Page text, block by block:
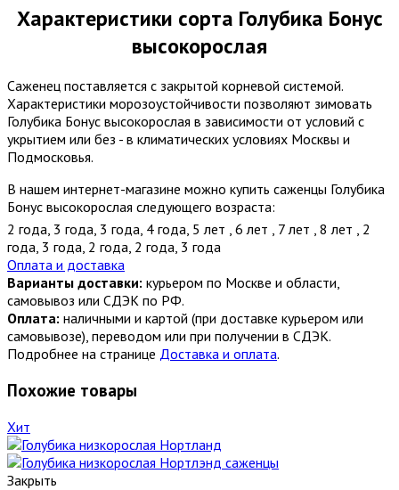
Характеристики сорта Голубика Бонус
высокорослая
Саженец поставляется с закрытой корневой системой.
Характеристики морозоустойчивости позволяют зимовать
Голубика Бонус высокорослая в зависимости от условий с
укрытием или без - в климатических условиях Москвы и
Подмосковья.
В нашем интернет-магазине можно купить саженцы Голубика
Бонус высокорослая следующего возраста:
2 года, 3 года, 3 года, 4 года, 5 лет , 6 лет , 7 лет , 8 лет , 2
года, 3 года, 2 года, 2 года, 3 года
Оплата и доставка
Варианты доставки: курьером по Москве и области,
самовывоз или СДЭК по РФ.
Оплата: наличными и картой (при доставке курьером или
самовывозе), переводом или при получении в СДЭК.
Подробнее на странице Доставка и оплата.
Похожие товары
Хит
Закрыть